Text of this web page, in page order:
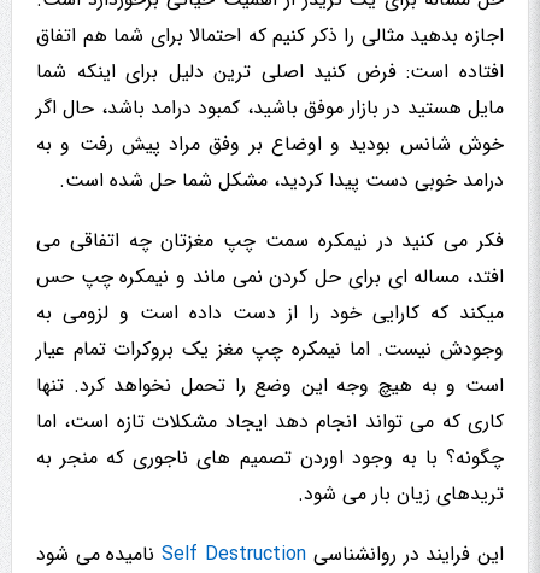
اجازه بدهید مثالی را ذکر کنیم که احتمالا برای شما هم اتفاق
افتاده است: فرض کنید اصلی ترین دلیل برای اینکه شما
مایل هستید در بازار موفق باشید، کمبود درامد باشد، حال اگر
خوش شانس بودید و اوضاع بر وفق مراد پیش رفت و به
درامد خوبی دست پیدا کردید، مشکل شما حل شده است.
فکر می کنید در نیمکره سمت چپ مغزتان چه اتفاقی می
افتد، مساله ای برای حل کردن نمی ماند و نیمکره چپ حس
میکند که کارایی خود را از دست داده است و لزومی به
وجودش نیست. اما نیمکره چپ مغز یک بروکرات تمام عیار
است و به هیچ وجه این وضع را تحمل نخواهد کرد. تنها
کاری که می تواند انجام دهد ایجاد مشکلات تازه است، اما
چگونه؟ با به وجود اوردن تصمیم های ناجوری که منجر به
تریدهای زیان بار می شود.
این فرایند در روانشناسی Self Destructionنامیده می شود